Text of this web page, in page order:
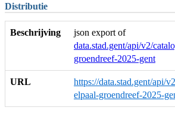
Distributie
Beschrijving
json export of
data.stad.gent/api/v2/
groendreef-2025-gent
URL
https://data.stad.gent/api/
elpaal-groendreef-2025-